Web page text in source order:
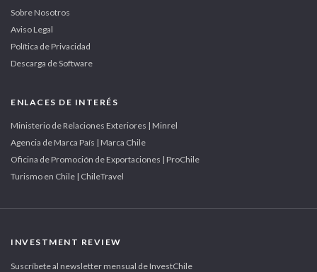
Sobre Nosotros
Aviso Legal
Política de Privacidad
Descarga de Software
ENLACES DE INTERÉS
Ministerio de Relaciones Exteriores | Minrel
Agencia de Marca País | Marca Chile
Oficina de Promoción de Exportaciones | ProChile
Turismo en Chile | ChileTravel
INVESTMENT REVIEW
Suscríbete al newsletter mensual de InvestChile